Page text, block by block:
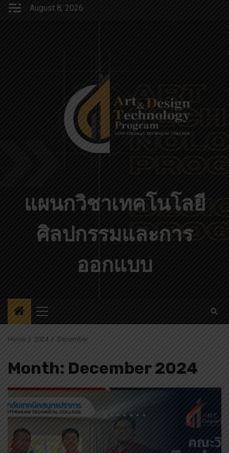
Skip
August 8, 2026
แผนกวิชาเทคโนโลยี
ศิลปกรรมและการ
ออกแบบ
Primary
Menu
Home 2024 December
Month: December 2024